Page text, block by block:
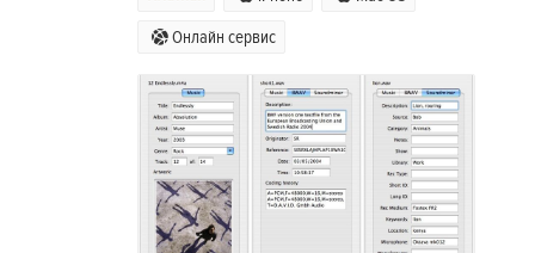
Онлайн сервис